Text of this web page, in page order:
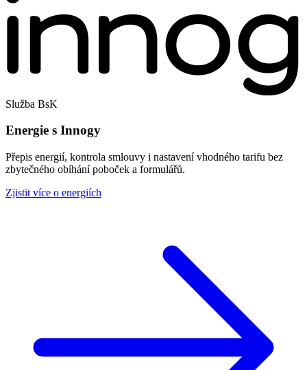
Služba BsK
Energie s Innogy
Přepis energií, kontrola smlouvy i nastavení vhodného tarifu bez
zbytečného obíhání poboček a formulářů.
Zjistit více o energiích